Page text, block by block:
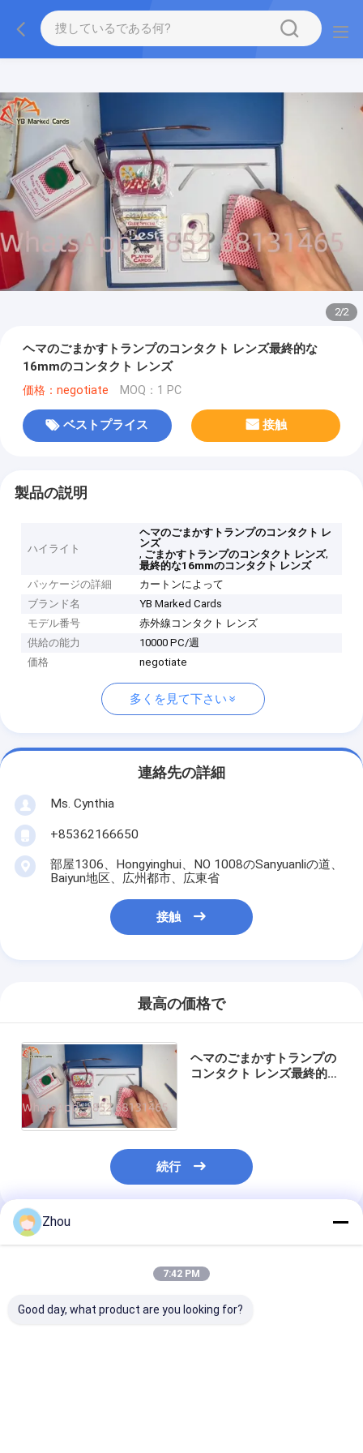
2/2
ヘマのごまかすトランプのコンタクト レンズ最終的な
16mmのコンタクト レンズ
価格：negotiate MOQ：1 PC
ベストプライス 接触
製品の説明
ハイライト
ヘマのごまかすトランプのコンタクト レ
ンズ
, ごまかすトランプのコンタクト レンズ,
最終的な16mmのコンタクト レンズ
パッケージの詳細
カートンによって
ブランド名
YB Marked Cards
モデル番号
赤外線コンタクト レンズ
供給の能力
10000 PC/週
価格
negotiate
多くを見て下さい
連絡先の詳細
Ms. Cynthia
‪+85362166650‬
部屋1306、Hongyinghui、NO 1008のSanyuanliの道、
Baiyun地区、広州都市、広東省
接触
最高の価格で
ヘマのごまかすトランプの
コンタクト レンズ最終的な
続行
推薦されたプロダクト
Zhou
7:42 PM
Good day, what product are you looking for?